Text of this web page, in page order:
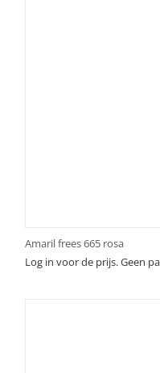
Amaril frees 665 rosa
Log in voor de prijs. Geen